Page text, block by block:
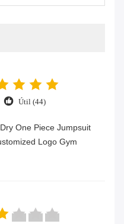
Útil (44)
One Piece Jumpsuit
Logo Gym